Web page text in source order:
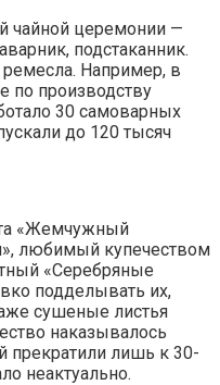
чайной церемонии —
подстаканник.
Например, в
по производству
30 самоварных
до 120 тысяч
«Жемчужный
любимый купечеством
«Серебряные
подделывать их,
сушеные листья
наказывалось
прекратили лишь к 30-
неактуально.